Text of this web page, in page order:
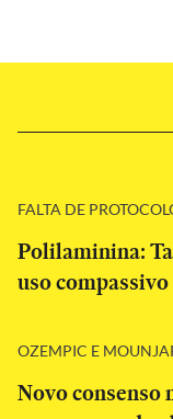
FALTA DE
Polilaminina:
uso
OZEMPIC E
Novo consenso